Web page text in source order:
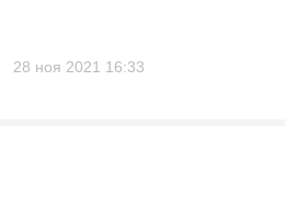
28 ноя 2021 16:33